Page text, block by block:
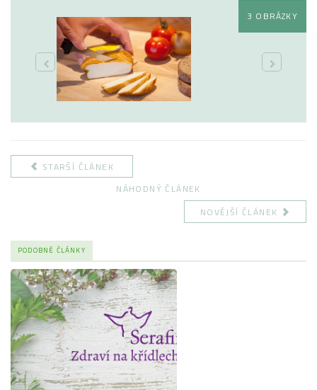
3 OBRÁZKY
STARŠÍ ČLÁNEK
NÁHODNÝ ČLÁNEK
NOVĚJŠÍ ČLÁNEK
PODOBNÉ ČLÁNKY